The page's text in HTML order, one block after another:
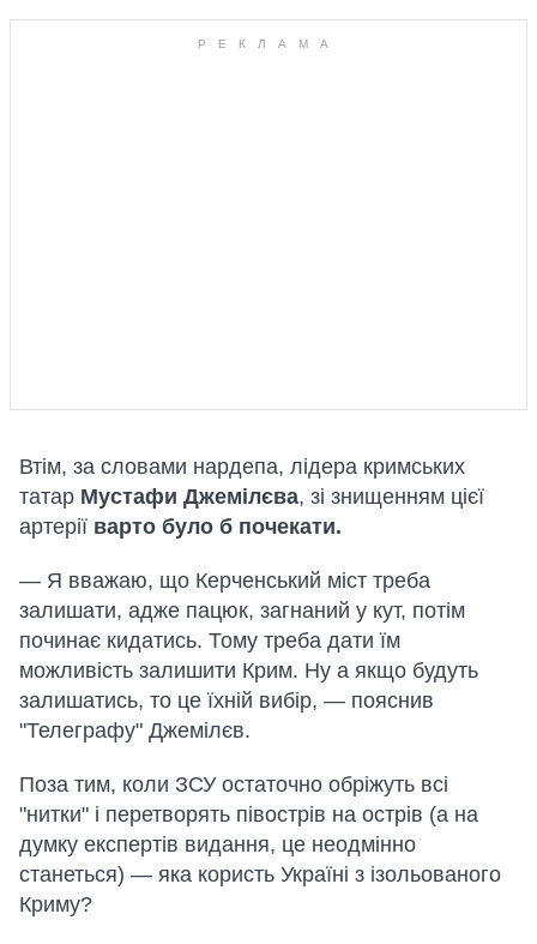
Втім, за словами нардепа, лідера кримських
татар Мустафи Джемілєва, зі знищенням цієї
артерії варто було б почекати.
— Я вважаю, що Керченський міст треба
залишати, адже пацюк, загнаний у кут, потім
починає кидатись. Тому треба дати їм
можливість залишити Крим. Ну а якщо будуть
залишатись, то це їхній вибір, — пояснив
"Телеграфу" Джемілєв.
Поза тим, коли ЗСУ остаточно обріжуть всі
"нитки" і перетворять півострів на острів (а на
думку експертів видання, це неодмінно
станеться) — яка користь Україні з ізольованого
Криму?